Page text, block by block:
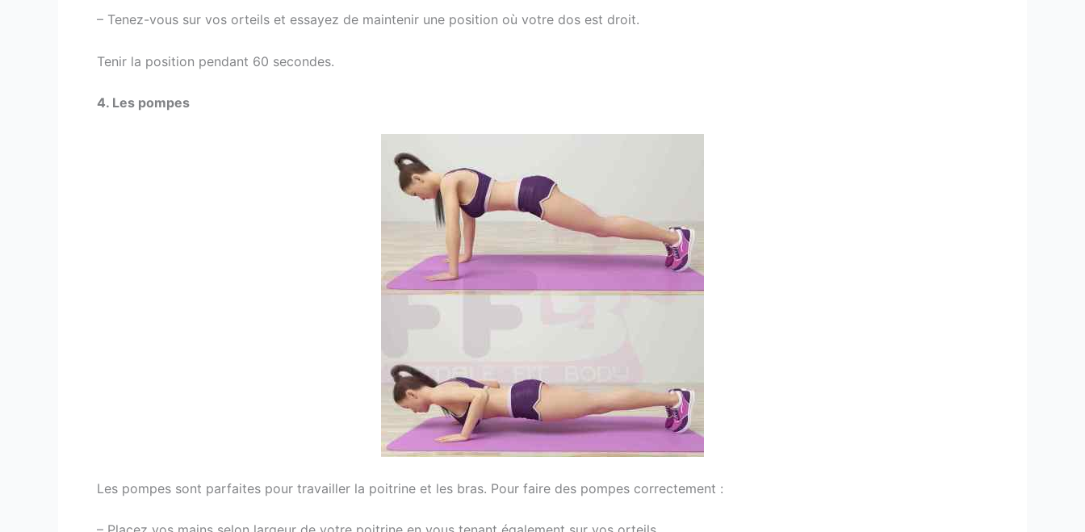
– Tenez-vous sur vos orteils et essayez de maintenir une position où votre dos est droit.
Tenir la position pendant 60 secondes.
4. Les pompes
Les pompes sont parfaites pour travailler la poitrine et les bras. Pour faire des pompes correctement :